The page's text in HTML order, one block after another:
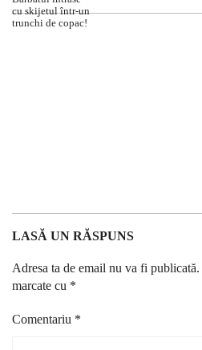
LASĂ UN RĂSPUNS
Adresa ta de email nu va fi publicată.
marcate cu *
Comentariu *